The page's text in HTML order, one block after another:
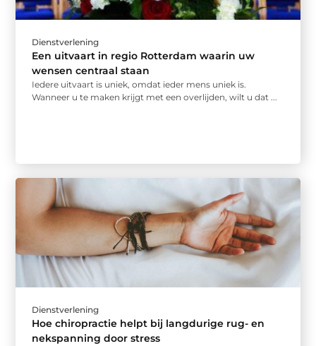
Dienstverlening
Een uitvaart in regio Rotterdam waarin uw
wensen centraal staan
Iedere uitvaart is uniek, omdat ieder mens uniek is.
Wanneer u te maken krijgt met een overlijden, wilt u dat ...
Dienstverlening
Hoe chiropractie helpt bij langdurige rug- en
nekspanning door stress